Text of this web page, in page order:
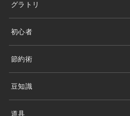
グラトリ
初心者
節約術
豆知識
道具